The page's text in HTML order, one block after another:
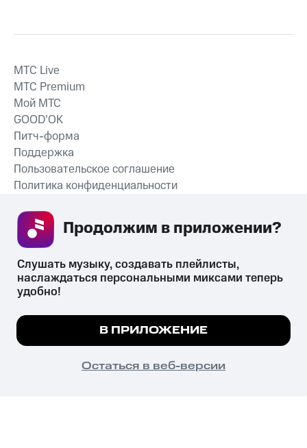
СКАЧАТЬ ПРИЛОЖЕНИЕ
MTС Live
MTС Premium
Мой МТС
GOOD’OK
Питч-форма
Поддержка
Пользовательское соглашение
Политика конфиденциальности
психотропных веществ, их аналогов причиняет вред здоровью,
их незаконный оборот запрещён и влечёт установленную
законодательством ответственность.
© 2026 ООО «КИОН».
Все права защищены
Мы используем куки, чтобы на сайте все
Подробнее
ПОНЯТНО
Слушать музыку, создавать плейлисты,
наслаждаться персональными миксами теперь
удобно!
В ПРИЛОЖЕНИЕ
Остаться в веб-версии